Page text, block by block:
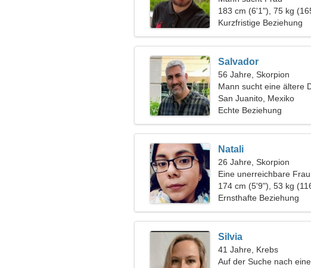
183 cm (6'1"), 75 kg
Kurzfristige Beziehung
Salvador
56 Jahre, Skorpion
Mann sucht eine ältere
San Juanito, Mexiko
Echte Beziehung
Natali
26 Jahre, Skorpion
Eine unerreichbare
174 cm (5'9"), 53 kg
Ernsthafte Beziehung
Silvia
41 Jahre, Krebs
Auf der Suche nach